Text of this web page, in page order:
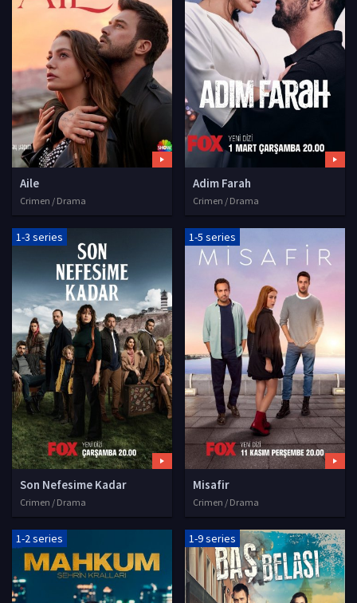
Aile
Crimen / Drama
Adim Farah
Crimen / Drama
1-3 series
Son Nefesime Kadar
Crimen / Drama
1-5 series
Misafir
Crimen / Drama
1-2 series 1-9 series